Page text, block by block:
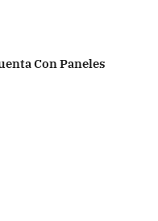
Con Paneles